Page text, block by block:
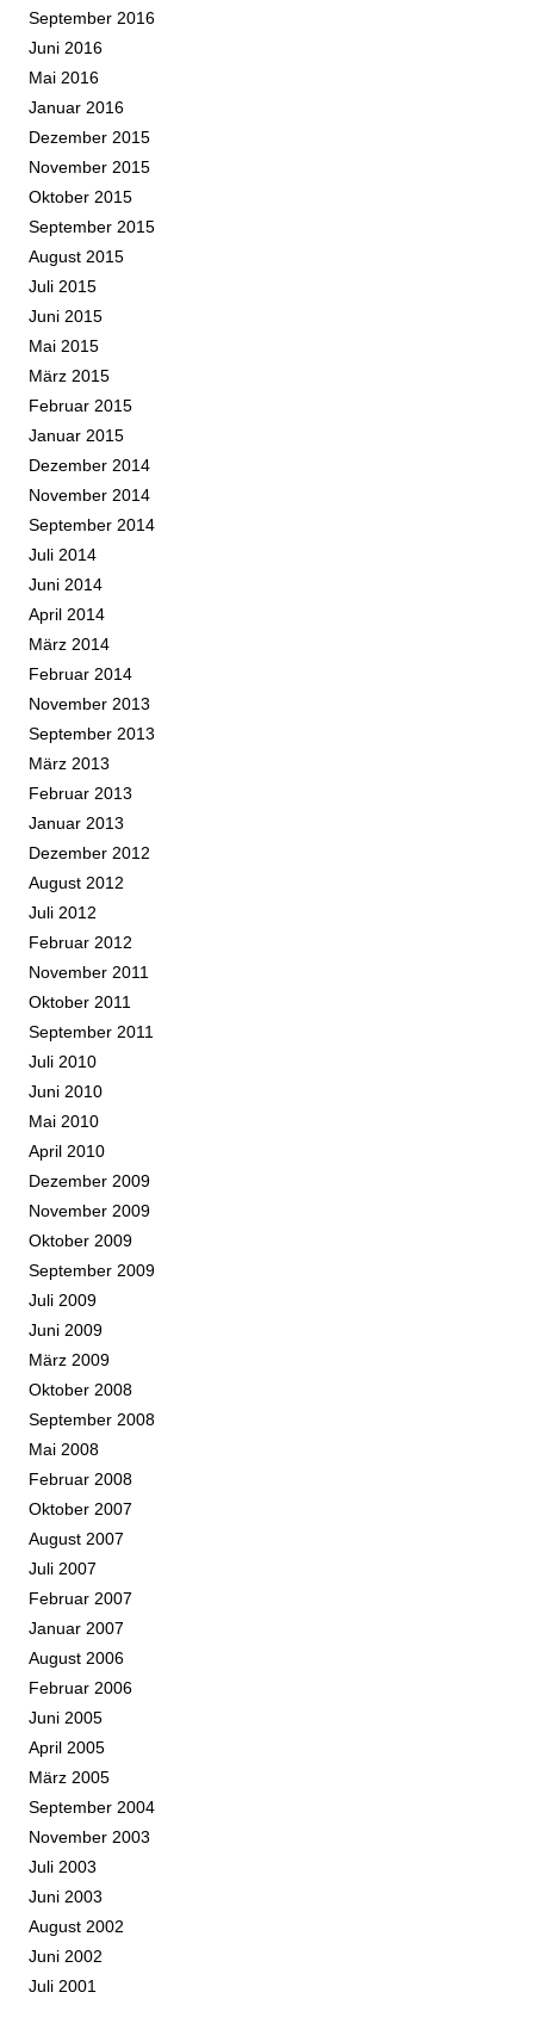
September 2016
Juni 2016
Mai 2016
Januar 2016
Dezember 2015
November 2015
Oktober 2015
September 2015
August 2015
Juli 2015
Juni 2015
Mai 2015
März 2015
Februar 2015
Januar 2015
Dezember 2014
November 2014
September 2014
Juli 2014
Juni 2014
April 2014
März 2014
Februar 2014
November 2013
September 2013
März 2013
Februar 2013
Januar 2013
Dezember 2012
August 2012
Juli 2012
Februar 2012
November 2011
Oktober 2011
September 2011
Juli 2010
Juni 2010
Mai 2010
April 2010
Dezember 2009
November 2009
Oktober 2009
September 2009
Juli 2009
Juni 2009
März 2009
Oktober 2008
September 2008
Mai 2008
Februar 2008
Oktober 2007
August 2007
Juli 2007
Februar 2007
Januar 2007
August 2006
Februar 2006
Juni 2005
April 2005
März 2005
September 2004
November 2003
Juli 2003
Juni 2003
August 2002
Juni 2002
Juli 2001